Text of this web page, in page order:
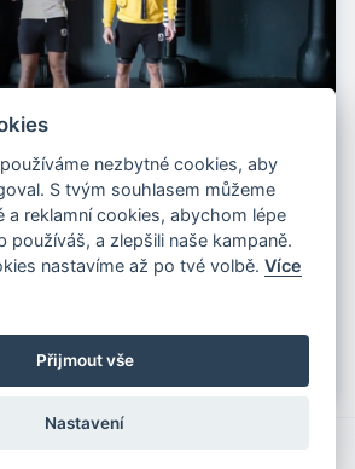
1 den
technikou, nastavením švihadla,
principy sportu.
Dokončilo1076Šviháků
nezbytné cookies, aby
S tvým souhlasem můžeme
a reklamní cookies, abychom lépe
používáš, a zlepšili naše kampaně.
nastavíme až po tvé volbě.Více
Přijmout vše
Nastavení